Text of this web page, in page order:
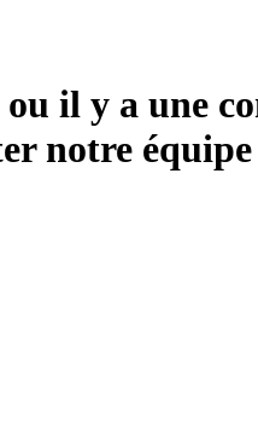
il y a une
notre